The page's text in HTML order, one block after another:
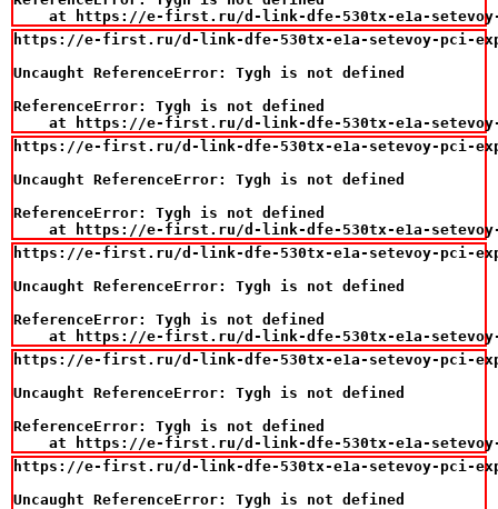
at https://e-first.ru/d-link-dfe-530tx-e1a-
https://e-first.ru/d-link-dfe-530tx-e1a-setevoy-pci-
Uncaught ReferenceError: Tygh is not defined
ReferenceError: Tygh is not defined
at https://e-first.ru/d-link-dfe-530tx-e1a-
https://e-first.ru/d-link-dfe-530tx-e1a-setevoy-pci-
Uncaught ReferenceError: Tygh is not defined
ReferenceError: Tygh is not defined
at https://e-first.ru/d-link-dfe-530tx-e1a-
https://e-first.ru/d-link-dfe-530tx-e1a-setevoy-pci-
Uncaught ReferenceError: Tygh is not defined
ReferenceError: Tygh is not defined
at https://e-first.ru/d-link-dfe-530tx-e1a-
https://e-first.ru/d-link-dfe-530tx-e1a-setevoy-pci-
Uncaught ReferenceError: Tygh is not defined
ReferenceError: Tygh is not defined
at https://e-first.ru/d-link-dfe-530tx-e1a-
https://e-first.ru/d-link-dfe-530tx-e1a-setevoy-pci-
Uncaught ReferenceError: Tygh is not defined